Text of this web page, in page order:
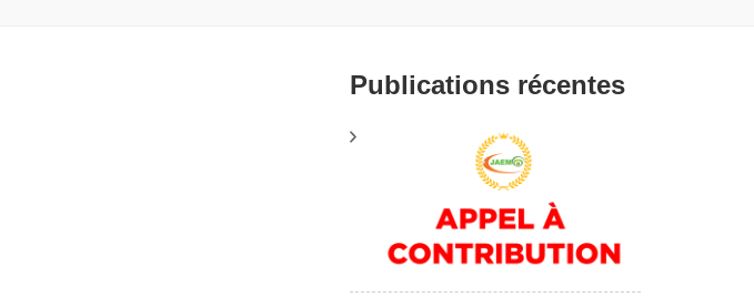
Publications récentes